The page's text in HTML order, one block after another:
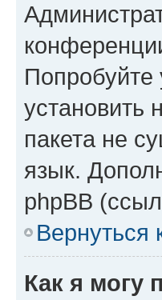
Попробуйте
установить
пакета не
язык.
phpBB
Вернуться
Как я могу